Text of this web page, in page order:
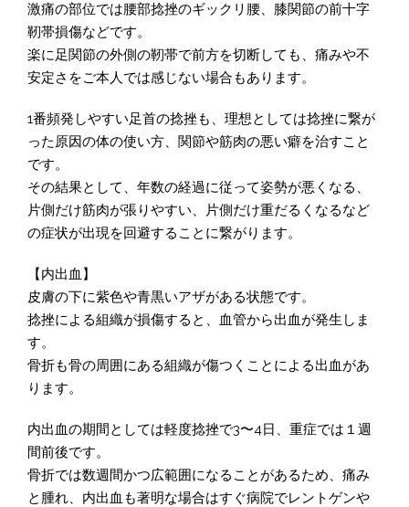
激痛の部位では腰部捻挫のギックリ腰、膝関節の前十字
靭帯損傷などです。
楽に足関節の外側の靭帯で前方を切断しても、痛みや不
安定さをご本人では感じない場合もあります。
1番頻発しやすい足首の捻挫も、理想としては捻挫に繋が
った原因の体の使い方、関節や筋肉の悪い癖を治すこと
です。
その結果として、年数の経過に従って姿勢が悪くなる、
片側だけ筋肉が張りやすい、片側だけ重だるくなるなど
の症状が出現を回避することに繋がります。
【内出血】
皮膚の下に紫色や青黒いアザがある状態です。
捻挫による組織が損傷すると、血管から出血が発生しま
す。
骨折も骨の周囲にある組織が傷つくことによる出血があ
ります。
内出血の期間としては軽度捻挫で3〜4日、重症では１週
間前後です。
骨折では数週間かつ広範囲になることがあるため、痛み
と腫れ、内出血も著明な場合はすぐ病院でレントゲンや